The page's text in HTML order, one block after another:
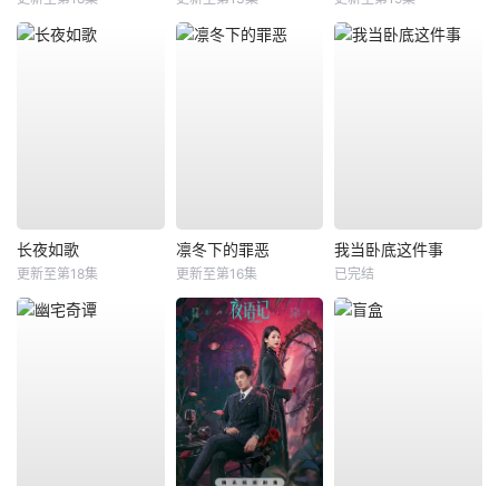
长夜如歌
更新至第18集
凛冬下的罪恶
更新至第16集
我当卧底这件事
已完结